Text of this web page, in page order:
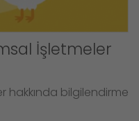
İşletmeler
hakkında bilgilendirme